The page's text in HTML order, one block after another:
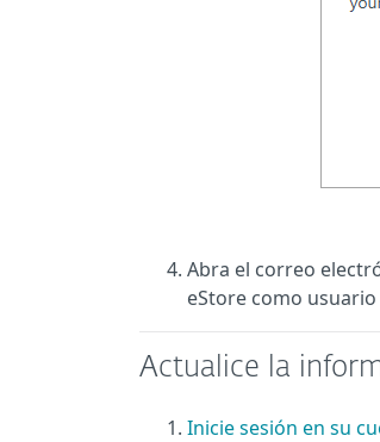
Abra el correo
eStore como
Actualice la
Inicie sesión en su